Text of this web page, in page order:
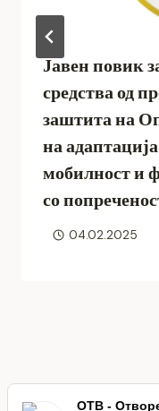
Јавен повик
средства од
заштита на
на
мобилност и
со
04.02.2025
ОТВ -